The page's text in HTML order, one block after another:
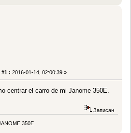
#1 : 2016-01-14, 02:00:39 »
centrar el carro de mi Janome 350E.
Записан
350E